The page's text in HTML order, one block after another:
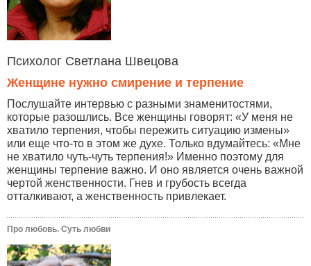
Психолог Светлана Швецова
Женщине нужно смирение и терпение
Послушайте интервью с разными знаменитостями,
которые разошлись. Все женщины говорят: «У меня не
хватило терпения, чтобы пережить ситуацию измены»
или еще что-то в этом же духе. Только вдумайтесь: «Мне
не хватило чуть-чуть терпения!» Именно поэтому для
женщины терпение важно. И оно является очень важной
чертой женственности. Гнев и грубость всегда
отталкивают, а женственность привлекает.
Про любовь. Суть любви